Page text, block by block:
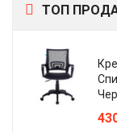
ТОП